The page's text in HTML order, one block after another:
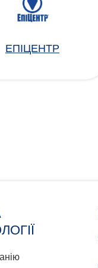
ЕПІЦЕНТР